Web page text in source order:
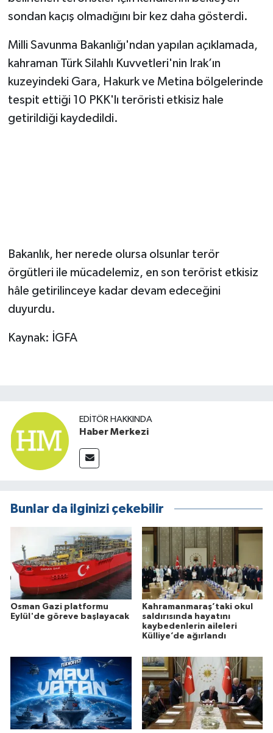
sondan kaçış olmadığını bir kez daha gösterdi.
Milli Savunma Bakanlığı'ndan yapılan açıklamada,
kahraman Türk Silahlı Kuvvetleri'nin Irak’ın
kuzeyindeki Gara, Hakurk ve Metina bölgelerinde
tespit ettiği 10 PKK'lı teröristi etkisiz hale
getirildiği kaydedildi.
Bakanlık, her nerede olursa olsunlar terör
örgütleri ile mücadelemiz, en son terörist etkisiz
hâle getirilinceye kadar devam edeceğini
duyurdu.
Kaynak: İGFA
EDITÖR HAKKINDA
Haber Merkezi
Bunlar da ilginizi çekebilir
Osman Gazi platformu
Eylül'de göreve başlayacak
Kahramanmaraş’taki okul
saldırısında hayatını
kaybedenlerin aileleri
Külliye’de ağırlandı